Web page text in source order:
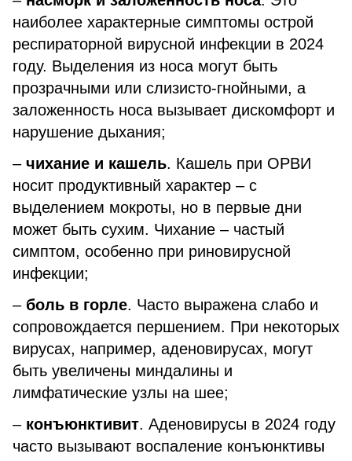
наиболее характерные симптомы острой
респираторной вирусной инфекции в 2024
году. Выделения из носа могут быть
прозрачными или слизисто-гнойными, а
заложенность носа вызывает дискомфорт и
нарушение дыхания;
– чихание и кашель. Кашель при ОРВИ
носит продуктивный характер – с
выделением мокроты, но в первые дни
может быть сухим. Чихание – частый
симптом, особенно при риновирусной
инфекции;
– боль в горле. Часто выражена слабо и
сопровождается першением. При некоторых
вирусах, например, аденовирусах, могут
быть увеличены миндалины и
лимфатические узлы на шее;
– конъюнктивит. Аденовирусы в 2024 году
часто вызывают воспаление конъюнктивы